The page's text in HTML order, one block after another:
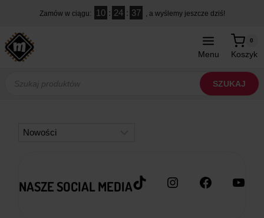
treści
Zamów w ciągu: 10 : 24 : 36 , a wyślemy jeszcze dziś!
Menu Koszyk
0
produktów
SZUKAJ
Kategorie
NASZE SOCIAL MEDIATikTokInstagramFacebook